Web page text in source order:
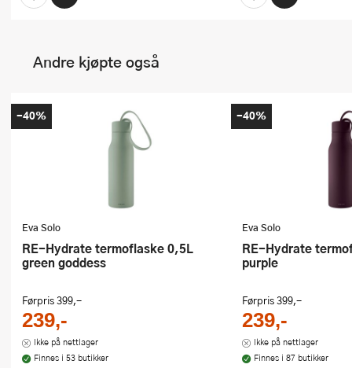
Andre kjøpte også
Eva Solo
RE-Hydrate termoflaske 0,5L
green goddess
Førpris399,-
239,-
Ikke på nettlager
Finnes i 53 butikker
-40%
Eva Solo
RE-Hydrate termoflaske 0,5L fig
purple
Førpris399,-
239,-
Ikke på nettlager
Finnes i 87 butikker
-40%